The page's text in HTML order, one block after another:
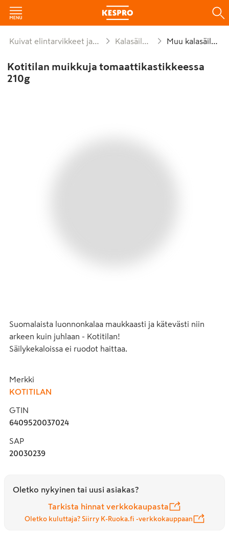
Kuivat elintarvikkeet ja säilykkeet Kalasäilykkeet Muu kalasäilyke
Kotitilan muikkuja tomaattikastikkeessa
210g
Suomalaista luonnonkalaa maukkaasti ja kätevästi niin
arkeen kuin juhlaan - Kotitilan!
Säilykekaloissa ei ruodot haittaa.
Merkki
KOTITILAN
GTIN
6409520037024
SAP
20030239
Oletko nykyinen tai uusi asiakas?
Tarkista hinnat verkkokaupasta
Oletko kuluttaja? Siirry K-Ruoka.fi -verkkokauppaan